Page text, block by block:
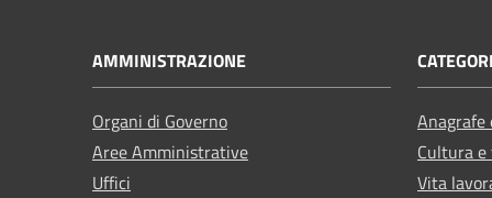
AMMINISTRAZIONE
Organi di Governo
Aree Amministrative
Uffici
Cultura
Vita